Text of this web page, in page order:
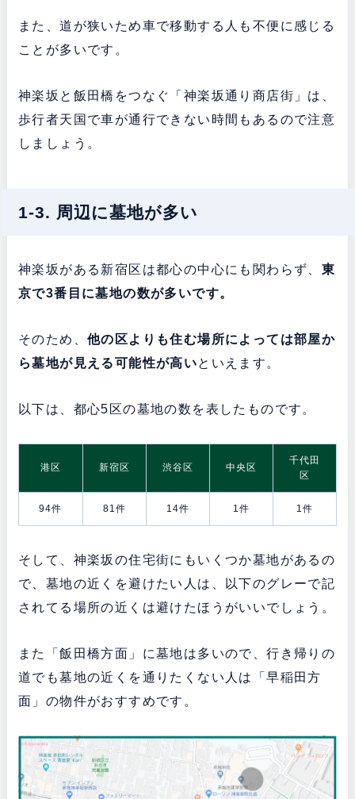
また、道が狭いため車で移動する人も不便に感じる
ことが多いです。
神楽坂と飯田橋をつなぐ「神楽坂通り商店街」は、
歩行者天国で車が通行できない時間もあるので注意
しましょう。
1-3. 周辺に墓地が多い
神楽坂がある新宿区は都心の中心にも関わらず、 東
京で3番目に墓地の数が多いです。
そのため、 他の区よりも住む場所によっては部屋か
ら墓地が見える可能性が高いといえます。
以下は、都心5区の墓地の数を表したものです。
港区 新宿区 渋谷区 中央区
千代田
区
94件 81件 14件 1件 1件
そして、神楽坂の住宅街にもいくつか墓地があるの
で、墓地の近くを避けたい人は、以下のグレーで記
されてる場所の近くは避けたほうがいいでしょう。
また「飯田橋方面」に墓地は多いので、行き帰りの
道でも墓地の近くを通りたくない人は「早稲田方
面」の物件がおすすめです。